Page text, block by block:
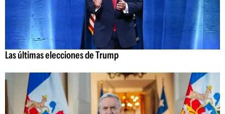
Las últimas elecciones de Trump